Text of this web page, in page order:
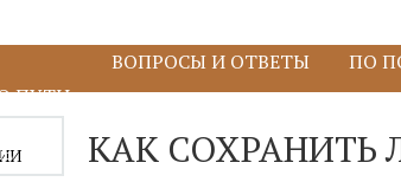
ПУТИ
ПО
ВОПРОСЫ И ОТВЕТЫ
КАК СОХРАНИТЬ